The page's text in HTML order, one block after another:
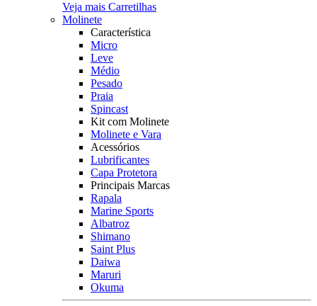
Veja mais Carretilhas
Molinete
Característica
Micro
Leve
Médio
Pesado
Praia
Spincast
Kit com Molinete
Molinete e Vara
Acessórios
Lubrificantes
Capa Protetora
Principais Marcas
Rapala
Marine Sports
Albatroz
Shimano
Saint Plus
Daiwa
Maruri
Okuma